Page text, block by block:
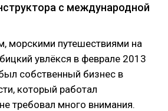
с международной
морскими путешествиями на
увлёкся в феврале 2013
собственный бизнес в
который работал
требовал много внимания.